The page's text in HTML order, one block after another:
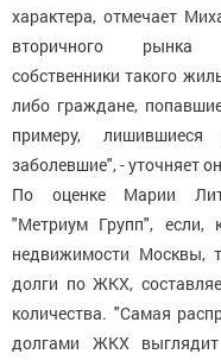
характера, отмечает
вторичного рынка
собственники такого
либо граждане,
примеру,
заболевшие", - уточняет
По оценке Марии
"Метриум Групп", если,
недвижимости Москвы,
долги по ЖКХ,
количества. "Самая
долгами ЖКХ